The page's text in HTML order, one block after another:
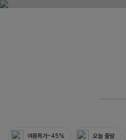
여름특가~45% 오늘 출발